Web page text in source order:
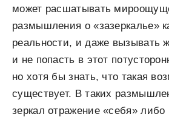
может расшатывать
размышления о «зазеркалье»
реальности, и даже вызывать
и не попасть в этот
но хотя бы знать, что такая
существует. В таких
зеркал отражение «себя» либо